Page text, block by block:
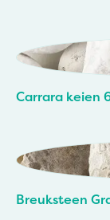
Carrara keien
Breuksteen